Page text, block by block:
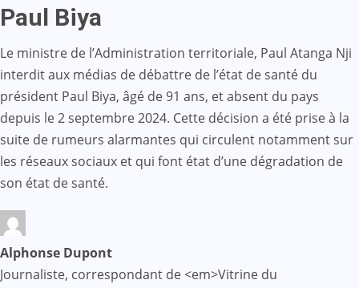
Paul Biya
Le ministre de l’Administration territoriale, Paul Atanga Nji
interdit aux médias de débattre de l’état de santé du
président Paul Biya, âgé de 91 ans, et absent du pays
depuis le 2 septembre 2024. Cette décision a été prise à la
suite de rumeurs alarmantes qui circulent notamment sur
les réseaux sociaux et qui font état d’une dégradation de
son état de santé.
Alphonse Dupont
Journaliste, correspondant de <em>Vitrine du